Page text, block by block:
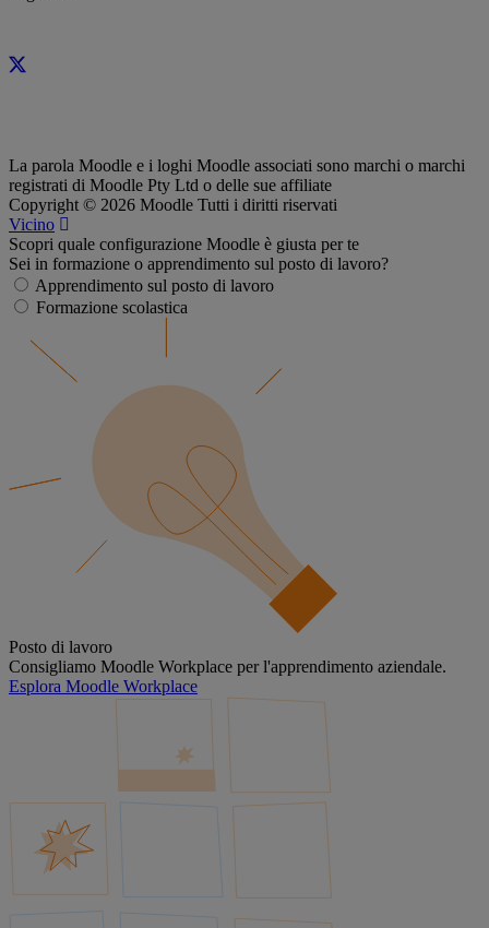
La parola Moodle e i loghi Moodle associati sono marchi o marchi
registrati di Moodle Pty Ltd o delle sue affiliate
Copyright © 2026 Moodle Tutti i diritti riservati
Vicino
Scopri quale configurazione Moodle è giusta per te
Sei in formazione o apprendimento sul posto di lavoro?
Apprendimento sul posto di lavoro
Formazione scolastica
Posto di lavoro
Consigliamo Moodle Workplace per l'apprendimento aziendale.
Esplora Moodle Workplace